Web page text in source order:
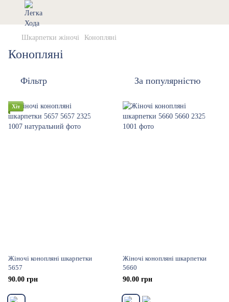
Шкарпетки жіночі Конопляні
Конопляні
Фільтр За популярністю
Хіт
Жіночі конопляні шкарпетки
5657
90.00 грн
Жіночі конопляні шкарпетки
5660
90.00 грн